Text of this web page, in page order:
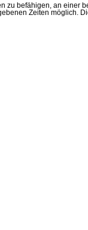
zu befähigen, an einer
Zeiten möglich.